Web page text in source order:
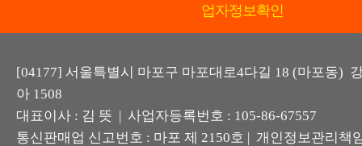
업자정보확인
[04177] 서울특별시 마포구 마포대로4다길 18 (마포동)
아 1508
대표이사 : 김 뜻 | 사업자등록번호 : 105-86-67557
통신판매업 신고번호 : 마포 제 2150호 | 개인정보관리책